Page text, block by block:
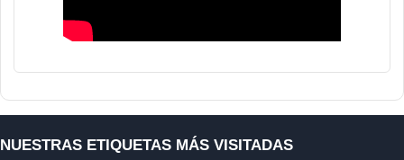
NUESTRAS ETIQUETAS MÁS VISITADAS